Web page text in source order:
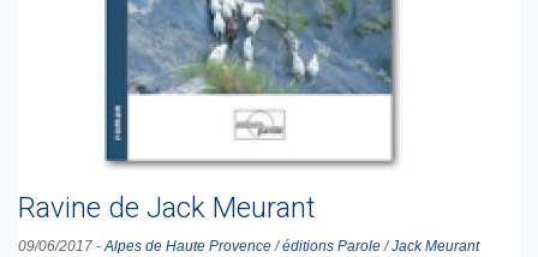
Ravine de Jack Meurant
09/06/2017 -Alpes de Haute Provence/éditions Parole/Jack Meurant